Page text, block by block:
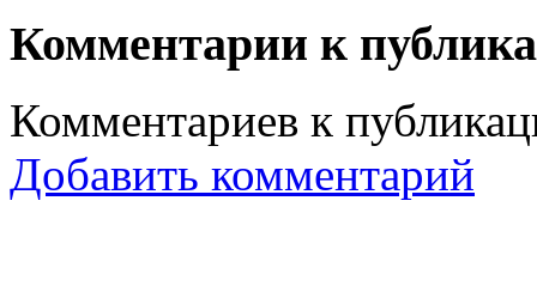
Комментарии к
Комментариев к
Добавить комментарий